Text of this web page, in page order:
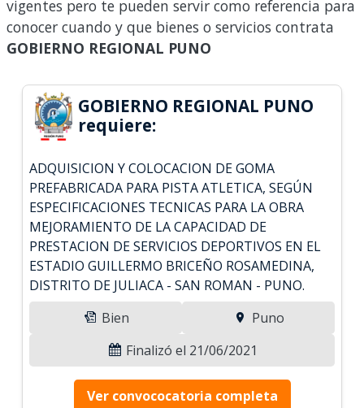
vigentes pero te pueden servir como referencia para
conocer cuando y que bienes o servicios contrata
GOBIERNO REGIONAL PUNO
GOBIERNO REGIONAL PUNO
requiere:
ADQUISICION Y COLOCACION DE GOMA
PREFABRICADA PARA PISTA ATLETICA, SEGÚN
ESPECIFICACIONES TECNICAS PARA LA OBRA
MEJORAMIENTO DE LA CAPACIDAD DE
PRESTACION DE SERVICIOS DEPORTIVOS EN EL
ESTADIO GUILLERMO BRICEÑO ROSAMEDINA,
DISTRITO DE JULIACA - SAN ROMAN - PUNO.
Bien
Puno
Finalizó el 21/06/2021
Ver convococatoria completa